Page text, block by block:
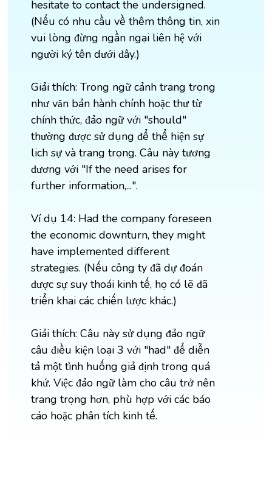
hesitate to contact the undersigned.
(Nếu có nhu cầu về thêm thông tin, xin
vui lòng đừng ngần ngại liên hệ với
người ký tên dưới đây.)
Giải thích: Trong ngữ cảnh trang trọng
như văn bản hành chính hoặc thư từ
chính thức, đảo ngữ với "should"
thường được sử dụng để thể hiện sự
lịch sự và trang trọng. Câu này tương
đương với "If the need arises for
further information,...".
Ví dụ 14: Had the company foreseen
the economic downturn, they might
have implemented different
strategies. (Nếu công ty đã dự đoán
được sự suy thoái kinh tế, họ có lẽ đã
triển khai các chiến lược khác.)
Giải thích: Câu này sử dụng đảo ngữ
câu điều kiện loại 3 với "had" để diễn
tả một tình huống giả định trong quá
khứ. Việc đảo ngữ làm cho câu trở nên
trang trọng hơn, phù hợp với các báo
cáo hoặc phân tích kinh tế.